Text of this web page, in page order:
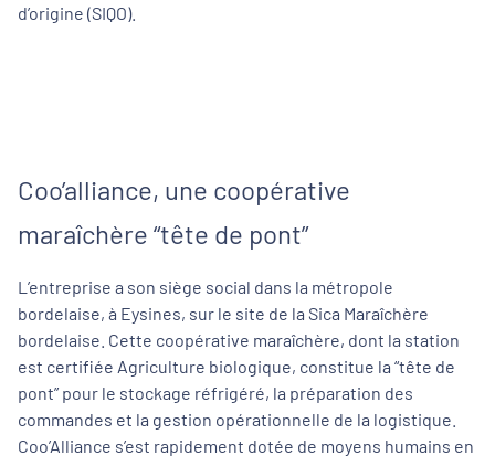
d’origine (SIQO).
Coo’alliance, une coopérative
maraîchère “tête de pont”
L’entreprise a son siège social dans la métropole
bordelaise, à Eysines, sur le site de la Sica Maraîchère
bordelaise. Cette coopérative maraîchère, dont la station
est certifiée Agriculture biologique, constitue la “tête de
pont” pour le stockage réfrigéré, la préparation des
commandes et la gestion opérationnelle de la logistique.
Coo’Alliance s’est rapidement dotée de moyens humains en